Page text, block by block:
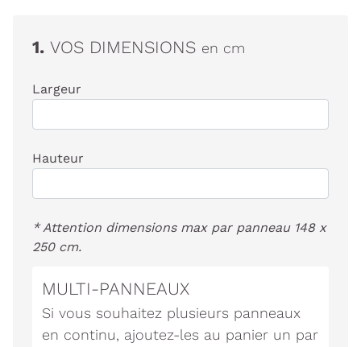
1. VOS DIMENSIONS en cm
Largeur
Hauteur
* Attention dimensions max par panneau 148 x
250 cm.
MULTI-PANNEAUX
Si vous souhaitez plusieurs panneaux
en continu, ajoutez-les au panier un par